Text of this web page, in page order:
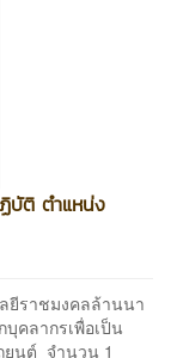
บัติ ตำแหน่ง
ชมงคลล้านนา
คลากรเพื่อเป็น
ยนต์ จำนวน 1